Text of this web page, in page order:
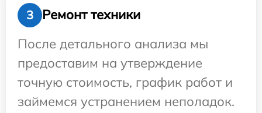
3
Ремонт техники
После детального анализа мы
предоставим на утверждение
точную стоимость, график работ и
займемся устранением неполадок.